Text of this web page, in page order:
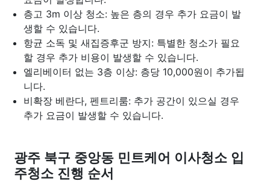
층고 3m 이상 청소: 높은 층의 경우 추가 요금이 발
생할 수 있습니다.
항균 소독 및 새집증후군 방지: 특별한 청소가 필요
할 경우 추가 비용이 발생할 수 있습니다.
엘리베이터 없는 3층 이상: 층당 10,000원이 추가됩
니다.
비확장 베란다, 펜트리룸: 추가 공간이 있으실 경우
추가 요금이 발생할 수 있습니다.
광주 북구 중앙동 민트케어 이사청소 입
주청소 진행 순서